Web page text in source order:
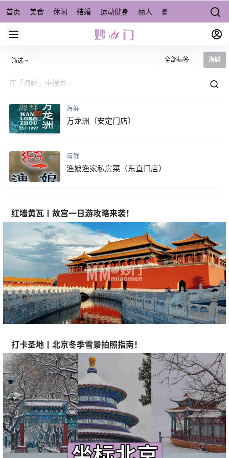
首页 美食 休闲 结婚 运动健身 丽人 景点/周边游 宠物
筛选 全部标签 海鲜
海鲜
万龙洲（安定门店）
海鲜
渔娘渔家私房菜（东直门店）
红墙黄瓦丨故宫一日游攻略来袭！
打卡圣地丨北京冬季雪景拍照指南！